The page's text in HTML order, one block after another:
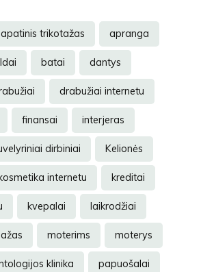
apatinis trikotažas apranga
batai dantys
drabužiai internetu
finansai interjeras
dirbiniai Kelionės
internetu kreditai
kvepalai laikrodžiai
moterims moterys
klinika papuošalai